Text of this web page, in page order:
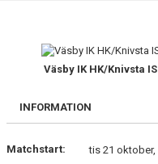
BILDGALLERI
DOKUMENT
Väsby IK HK/Knivsta IS
INFORMATION
Matchstart:
tis 21 oktober,